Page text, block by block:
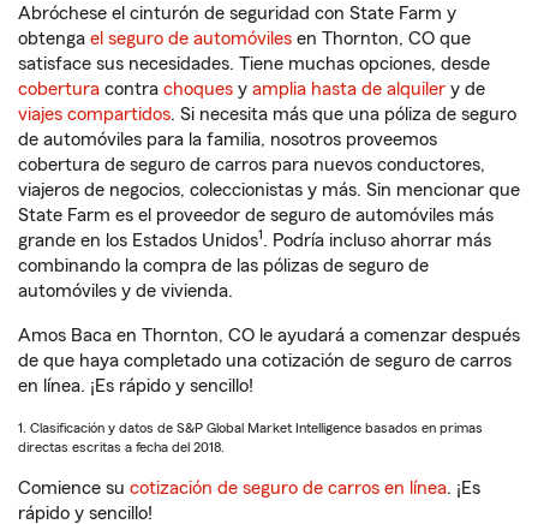
Abróchese el cinturón de seguridad con State Farm y
obtenga el seguro de automóviles en Thornton, CO que
satisface sus necesidades. Tiene muchas opciones, desde
cobertura contra choques y amplia hasta de alquiler y de
viajes compartidos. Si necesita más que una póliza de seguro
de automóviles para la familia, nosotros proveemos
cobertura de seguro de carros para nuevos conductores,
viajeros de negocios, coleccionistas y más. Sin mencionar que
State Farm es el proveedor de seguro de automóviles más
grande en los Estados Unidos1. Podría incluso ahorrar más
combinando la compra de las pólizas de seguro de
automóviles y de vivienda.
Amos Baca en Thornton, CO le ayudará a comenzar después
de que haya completado una cotización de seguro de carros
en línea. ¡Es rápido y sencillo!
1. Clasificación y datos de S&P Global Market Intelligence basados en primas
directas escritas a fecha del 2018.
Comience su cotización de seguro de carros en línea. ¡Es
rápido y sencillo!